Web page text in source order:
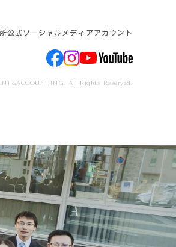
公式ソーシャルメディアアカウント
All Rights Reserved.